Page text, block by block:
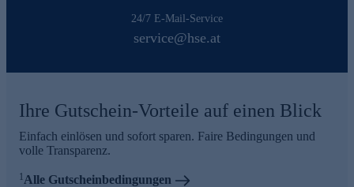
24/7 E-Mail-Service
service@hse.at
Ihre Gutschein-Vorteile auf einen Blick
Einfach einlösen und sofort sparen. Faire Bedingungen und
volle Transparenz.
1Alle Gutscheinbedingungen